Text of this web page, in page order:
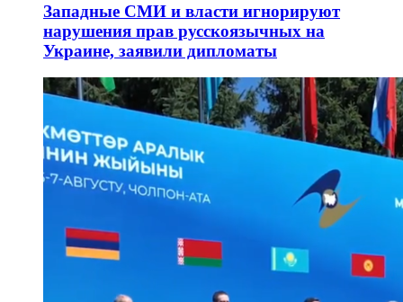
Западные СМИ и власти игнорируют
нарушения прав русскоязычных на
Украине, заявили дипломаты